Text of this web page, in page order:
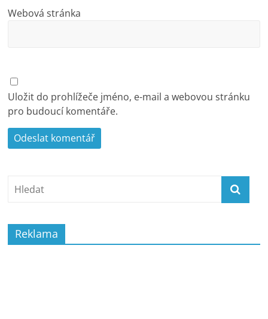
Webová stránka
Uložit do prohlížeče jméno, e-mail a webovou stránku
pro budoucí komentáře.
Reklama